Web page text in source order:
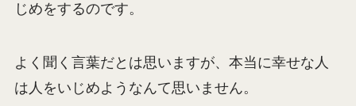
じめをするのです。
よく聞く言葉だとは思いますが、本当に幸せな人
は人をいじめようなんて思いません。